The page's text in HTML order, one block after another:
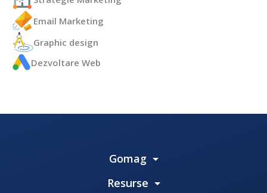
Email Marketing
Graphic design
Dezvoltare Web
Gomag
Resurse